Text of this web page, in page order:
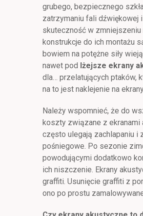
grubego, bezpiecznego
zatrzymaniu fali dźwiękowej
skuteczność w zmniejszeniu
konstrukcje do ich montażu
bowiem na potężne siły
nawet pod lżejsze ekrany
dla… przelatujących ptaków,
na to jest naklejenie na
Należy wspomnieć, że do
koszty związane z ekranami
często ulegają zachlapaniu i
pośniegowe. Po sezonie
powodującymi dodatkowo
ich niszczenie. Ekrany
graffiti. Usunięcie graffiti z
ono po prostu